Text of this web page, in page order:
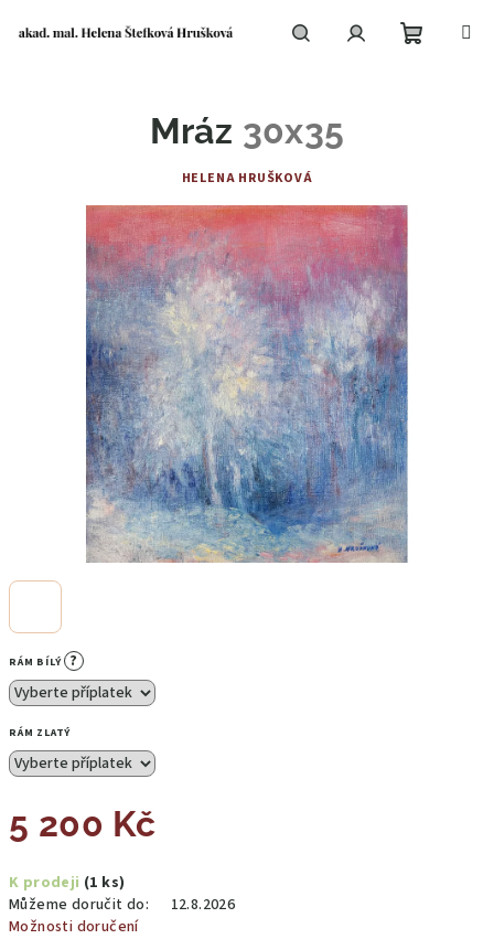
RÁM BÍLÝ ?
RÁM ZLATÝ
5 200 Kč
cena:
K prodeji (1 ks)
Můžeme doručit do:
12.8.2026
Možnosti doručení
Mráz 30x35
HELENA HRUŠKOVÁ